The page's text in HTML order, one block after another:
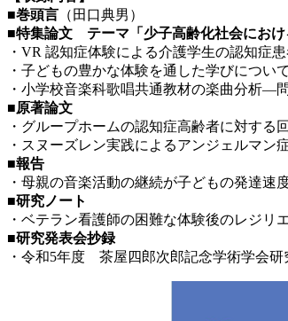
■巻頭言 （田口典男）
■特集論文 テーマ「少子高齢化社会におけ
・VR 認知症体験による介護学生の認知症
・子どもの豊かな体験を通した学びにつ
・小学校音楽科歌唱共通教材の楽曲分析―
■原著論文
・グループホームの認知症高齢者に対する
・スヌーズレン実践によるアンジェルマ
■報告
・母親の音楽活動の継続が子どもの発達
■研究ノート
・ベテラン看護師の困難な体験後のレジリ
■研究発表会抄録
・令和5年度 茶屋四郎次郎記念学術学会研